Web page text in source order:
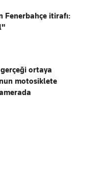
Fenerbahçe itirafı:
ortaya
motosiklete